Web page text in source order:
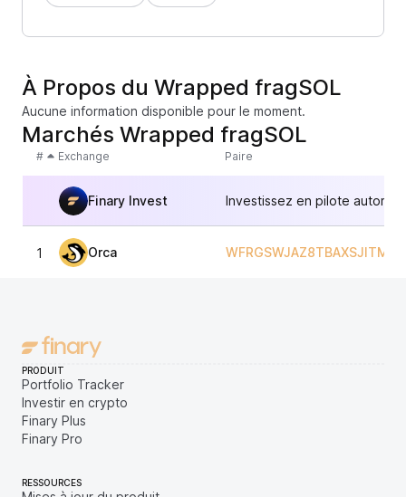
À Propos du Wrapped fragSOL
Aucune information disponible pour le moment.
Marchés Wrapped fragSOL
# Exchange Paire
Finary Invest Investissez en pilote
1 Orca
PRODUIT
Portfolio Tracker
Investir en crypto
Finary Plus
Finary Pro
RESSOURCES